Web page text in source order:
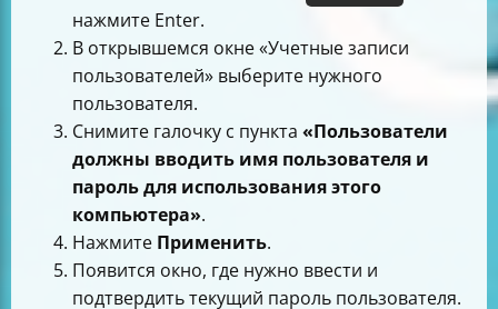
нажмите Enter.
В открывшемся окне «Учетные записи
пользователей» выберите нужного
пользователя.
Снимите галочку с пункта «Пользователи
должны вводить имя пользователя и
пароль для использования этого
компьютера».
Нажмите Применить.
Появится окно, где нужно ввести и
подтвердить текущий пароль пользователя.